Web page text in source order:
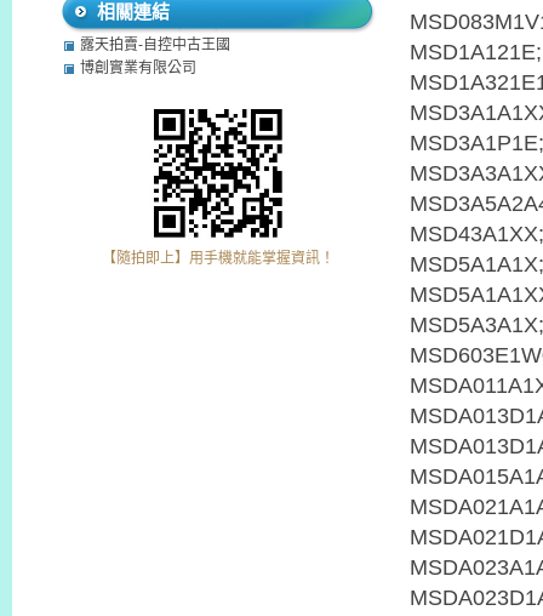
相關連結
露天拍賣-自控中古王國
博創實業有限公司
【隨拍即上】用手機就能掌握資訊！